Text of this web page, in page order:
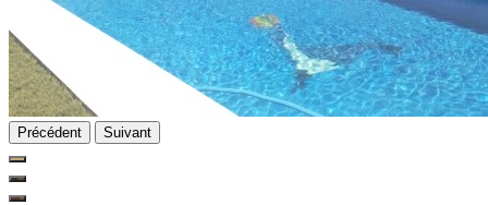
Précédent Suivant